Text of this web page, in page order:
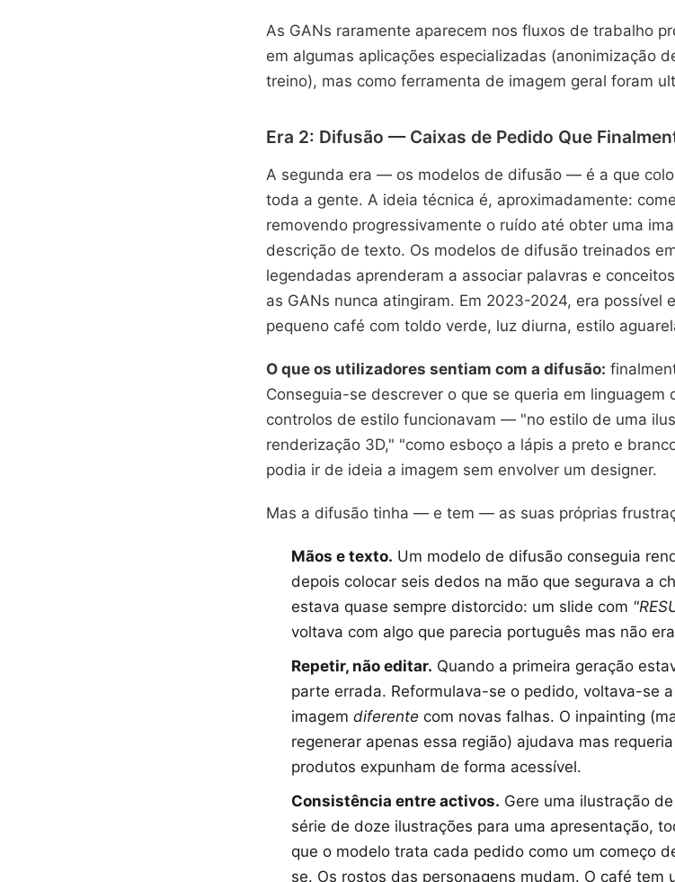
As GANs raramente aparecem nos fluxos de trabalho
em algumas aplicações especializadas (anonimização
treino), mas como ferramenta de imagem geral foram
Era 2: Difusão — Caixas de Pedido Que
A segunda era — os modelos de difusão — é a que
toda a gente. A ideia técnica é, aproximadamente:
removendo progressivamente o ruído até obter uma
descrição de texto. Os modelos de difusão treinados
legendadas aprenderam a associar palavras e
as GANs nunca atingiram. Em 2023-2024, era possível
pequeno café com toldo verde, luz diurna, estilo
O que os utilizadores sentiam com a difusão:
Conseguia-se descrever o que se queria em linguagem
controlos de estilo funcionavam — "no estilo de uma
renderização 3D," "como esboço a lápis a preto e
podia ir de ideia a imagem sem envolver um designer.
Mas a difusão tinha — e tem — as suas próprias
Mãos e texto. Um modelo de difusão conseguia
depois colocar seis dedos na mão que segurava a
estava quase sempre distorcido: um slide com
voltava com algo que parecia português mas não
Repetir, não editar. Quando a primeira geração
parte errada. Reformulava-se o pedido, voltava-se
imagem diferente com novas falhas. O inpainting
regenerar apenas essa região) ajudava mas
produtos expunham de forma acessível.
Consistência entre activos. Gere uma ilustração
série de doze ilustrações para uma apresentação,
que o modelo trata cada pedido como um começo
se. Os rostos das personagens mudam. O café tem